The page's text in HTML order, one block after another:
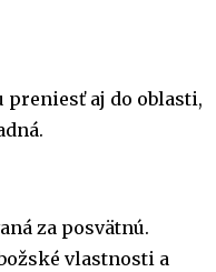
preniesť aj do oblasti,
za posvätnú.
vlastnosti a